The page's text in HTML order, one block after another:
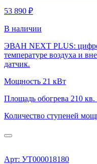
53 890 ₽
В наличии
ЭВАН NEXT PLUS:
температуре воздуха и
датчик.
Мощность 21 кВт
Площадь обогрева 210 кв.
Количество ступеней
Арт: УТ000018180